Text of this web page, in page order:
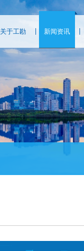
关于工勘 新闻资讯